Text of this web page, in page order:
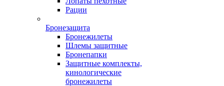
Рации
Бронезащита
Бронежилеты
Шлемы защитные
Бронепапки
Защитные комплекты,
кинологические
бронежилеты